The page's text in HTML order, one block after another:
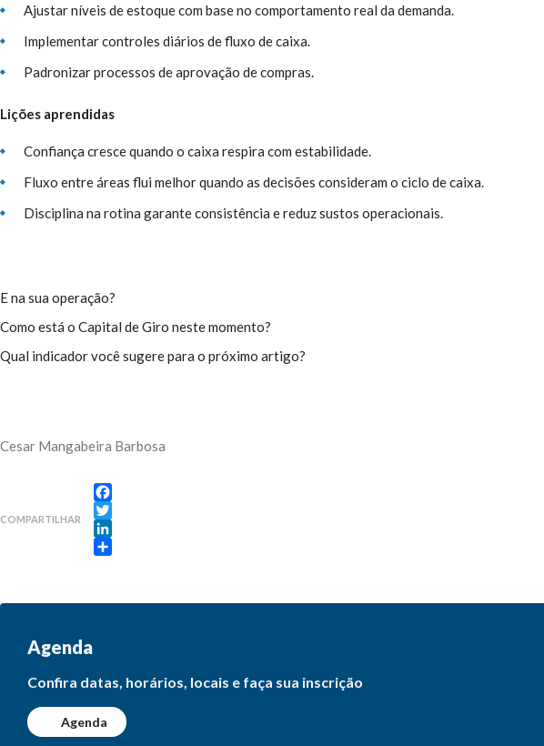
Ajustar níveis de estoque com base no comportamento real da demanda.
Implementar controles diários de fluxo de caixa.
Padronizar processos de aprovação de compras.
Lições aprendidas
Confiança cresce quando o caixa respira com estabilidade.
Fluxo entre áreas flui melhor quando as decisões consideram o ciclo de caixa.
Disciplina na rotina garante consistência e reduz sustos operacionais.
E na sua operação?
Como está o Capital de Giro neste momento?
Qual indicador você sugere para o próximo artigo?
Cesar Mangabeira Barbosa
COMPARTILHAR
Facebook
Twitter
LinkedIn
Agenda
Confira datas, horários, locais e faça sua inscrição
Agenda